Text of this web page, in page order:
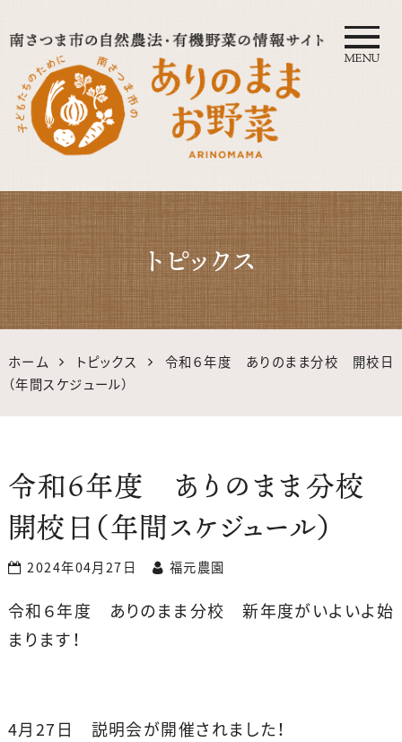
自然農法・オーガニック南さつ
ま公式サイト｜鹿児島の有機・
無農薬野菜
MENU
トピックス
ホーム トピックス
令和６年度 ありのまま分校 開校日
（年間スケジュール）
令和６年度 ありのまま分校
開校日（年間スケジュール）
2024年04月27日 福元農園
令和６年度 ありのまま分校 新年度がいよいよ始
まります！
4月27日 説明会が開催されました！